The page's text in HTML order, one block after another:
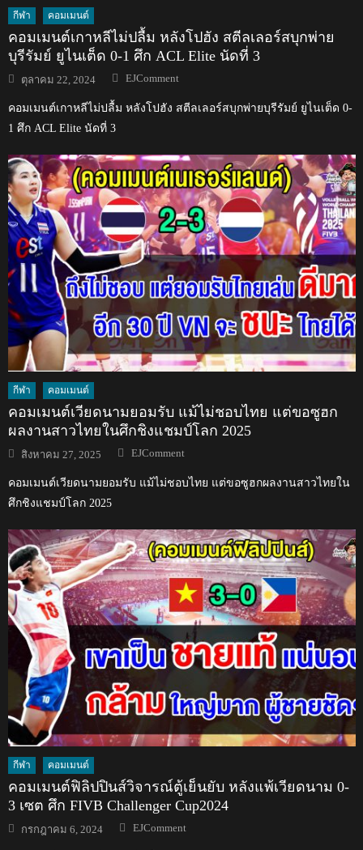
กีฬา คอมเมนต์
คอมเมนต์เกาหลีไม่ปลื้ม หลังโปฮัง สตีลเลอร์สบุกพ่าย
บุรีรัมย์ ยูไนเต็ด 0-1 ศึก ACL Elite นัดที่ 3
Posted
on
ตุลาคม 22, 2024 Author
EJComment
คอมเมนต์เกาหลีไม่ปลื้ม หลังโปฮัง สตีลเลอร์สบุกพ่ายบุรีรัมย์ ยูไนเต็ด 0-
1 ศึก ACL Elite นัดที่ 3
กีฬา คอมเมนต์
คอมเมนต์เวียดนามยอมรับ แม้ไม่ชอบไทย แต่ขอซูฮก
ผลงานสาวไทยในศึกชิงแชมป์โลก 2025
Posted
on
สิงหาคม 27, 2025 Author
EJComment
คอมเมนต์เวียดนามยอมรับ แม้ไม่ชอบไทย แต่ขอซูฮกผลงานสาวไทยใน
ศึกชิงแชมป์โลก 2025
กีฬา คอมเมนต์
คอมเมนต์ฟิลิปปินส์วิจารณ์ตู้เย็นยับ หลังแพ้เวียดนาม 0-
3 เซต ศึก FIVB Challenger Cup2024
Posted
on
กรกฎาคม 6, 2024 Author
EJComment